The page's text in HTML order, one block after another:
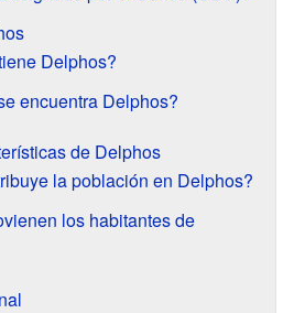
Delphos?
encuentra Delphos?
de Delphos
la población en Delphos?
los habitantes de